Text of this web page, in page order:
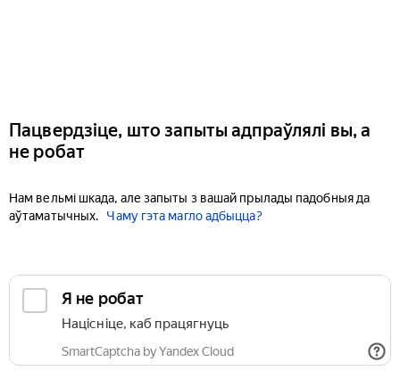
Пацвердзіце, што запыты адпраўлялі вы, а
не робат
Нам вельмі шкада, але запыты з вашай прылады падобныя да
аўтаматычных.
Чаму гэта магло адбыцца?
Я не робат
Націсніце, каб працягнуць
SmartCaptcha by Yandex Cloud